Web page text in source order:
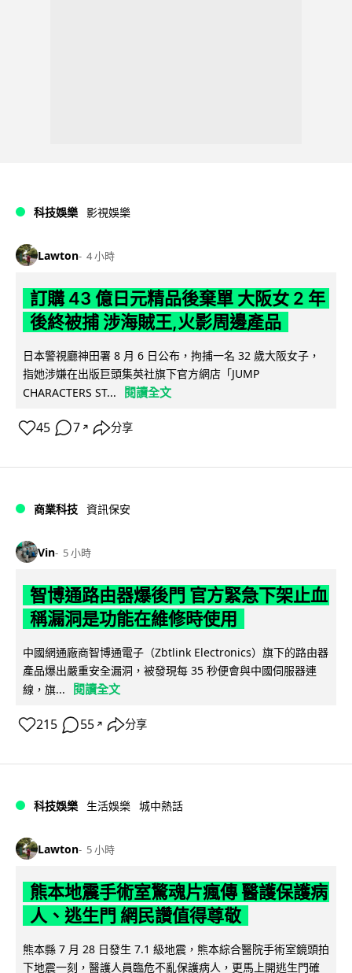
科技娛樂 影視娛樂
Lawton 4 小時
訂購 43 億日元精品後棄單 大阪女 2 年
後終被捕 涉海賊王,火影周邊產品
日本警視廳神田署 8 月 6 日公布，拘捕一名 32 歲大阪女子，
指她涉嫌在出版巨頭集英社旗下官方網店「JUMP
CHARACTERS ST...
閱讀全文
45 7 ↗ 分享
商業科技 資訊保安
Vin 5 小時
智博通路由器爆後門 官方緊急下架止血
稱漏洞是功能在維修時使用
中國網通廠商智博通電子（Zbtlink Electronics）旗下的路由器
產品爆出嚴重安全漏洞，被發現每 35 秒便會與中國伺服器連
線，旗...
閱讀全文
215 55 ↗ 分享
科技娛樂 生活娛樂 城中熱話
Lawton 5 小時
熊本地震手術室驚魂片瘋傳 醫護保護病
人、逃生門 網民讚值得尊敬
熊本縣 7 月 28 日發生 7.1 級地震，熊本綜合醫院手術室鏡頭拍
下地震一刻，醫護人員臨危不亂保護病人，更馬上開逃生門確